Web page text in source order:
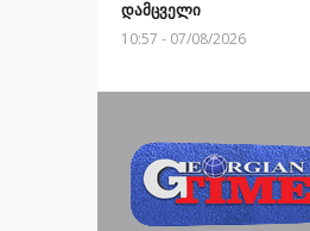
დამცველი
10:57 - 07/08/2026